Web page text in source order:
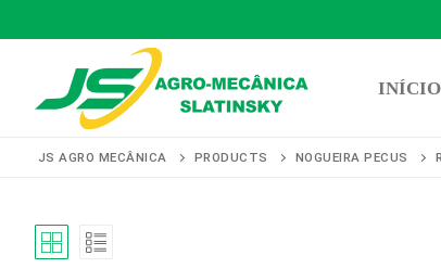
INÍCIO
JS AGRO MECÂNICA PRODUCTS NOGUEIRA PECUS